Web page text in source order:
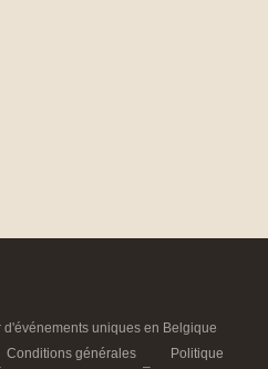
d'événements uniques en Belgique
Conditions générales
Politique